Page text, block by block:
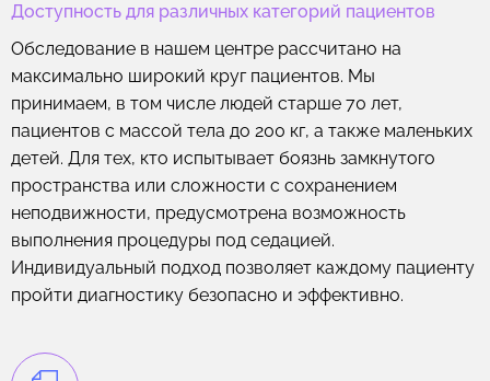
Доступность для различных категорий пациентов
Обследование в нашем центре рассчитано на
максимально широкий круг пациентов. Мы
принимаем, в том числе людей старше 70 лет,
пациентов с массой тела до 200 кг, а также маленьких
детей. Для тех, кто испытывает боязнь замкнутого
пространства или сложности с сохранением
неподвижности, предусмотрена возможность
выполнения процедуры под седацией.
Индивидуальный подход позволяет каждому пациенту
пройти диагностику безопасно и эффективно.